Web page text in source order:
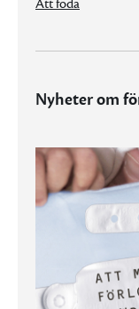
Att föda
Nyheter om